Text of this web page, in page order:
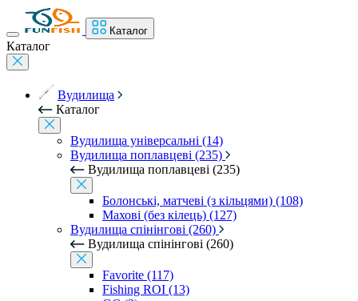
Каталог
Каталог
Вудилища
Каталог
Вудилища універсальні (14)
Вудилища поплавцеві (235)
Вудилища поплавцеві (235)
Болонські, матчеві (з кільцями) (108)
Махові (без кілець) (127)
Вудилища спінінгові (260)
Вудилища спінінгові (260)
Favorite (117)
Fishing ROI (13)